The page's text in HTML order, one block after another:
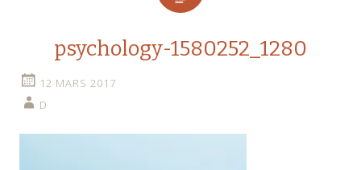
psychology-1580252_1280
12 MARS 2017
D